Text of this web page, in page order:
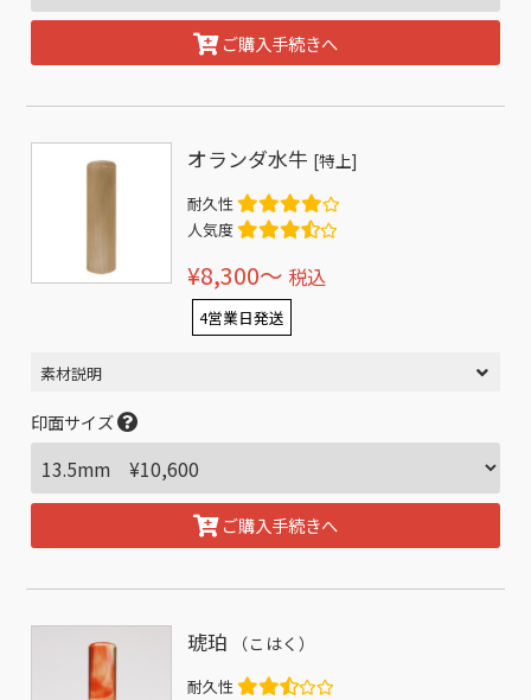
ご購入手続きへ
オランダ水牛 [特上]
耐久性
人気度
¥8,300〜 税込
4営業日発送
素材説明
印面サイズ
ご購入手続きへ
琥珀 （こはく）
耐久性